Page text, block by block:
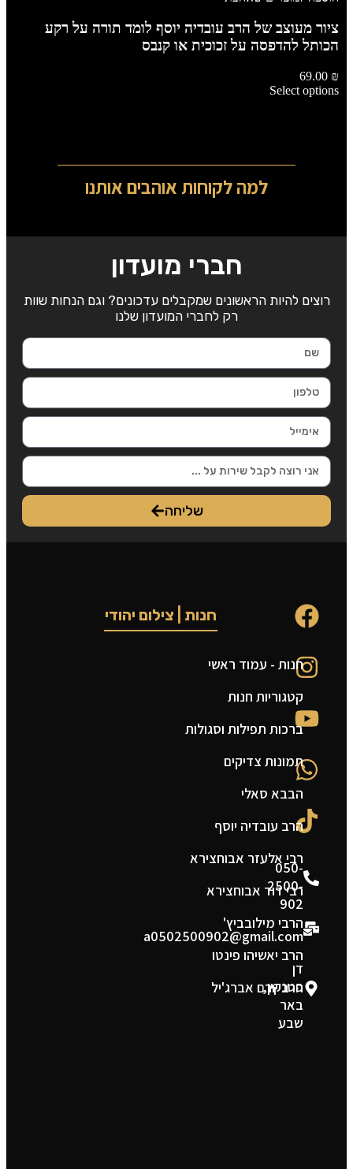
ציור מעוצב של הרב עובדיה יוסף לומד תורה על רקע
הכותל להדפסה על זכוכית או קנבס
69.00 ₪
Select options
למה לקוחות אוהבים אותנו
חברי מועדון
רוצים להיות הראשונים שמקבלים עדכונים? וגם הנחות שוות
רק לחברי המועדון שלנו
שליחה
050-
2500-
902
a0502500902@gmail.com
דן
פטנקין,
באר
שבע
חנות | צילום יהודי
חנות - עמוד ראשי
קטגוריות חנות
ברכות תפילות וסגולות
תמונות צדיקים
הבבא סאלי
הרב עובדיה יוסף
רבי אלעזר אבוחצירא
רבי דוד אבוחצירא
הרבי מילובביץ'
הרב יאשיהו פינטו
הרב יורם אברג'יל